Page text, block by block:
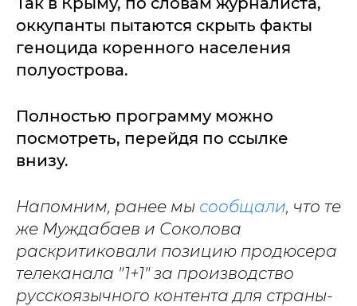
оккупанты пытаются скрыть факты
геноцида коренного населения
полуострова.
Полностью программу можно
посмотреть, перейдя по ссылке
внизу.
Напомним, ранее мы сообщали, что те
же Муждабаев и Соколова
раскритиковали позицию продюсера
телеканала "1+1" за производство
русскоязычного контента для страны-